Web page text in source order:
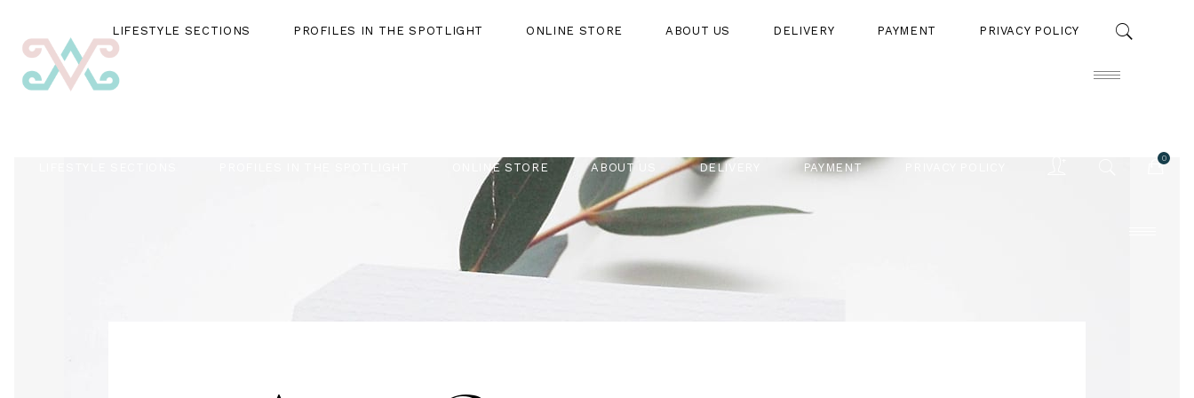
ONLINE STORE ABOUT US DELIVERY PAYMENT
0
LIFESTYLE SECTIONS PROFILES IN THE SPOTLIGHT ONLINE STORE ABOUT US DELIVERY PAYMENT PRIVACY POLICY